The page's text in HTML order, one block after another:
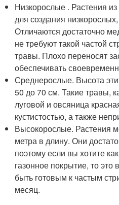
Низкорослые . Растения
для создания
Отличаются достаточно
не требуют такой частой
травы. Плохо переносят
обеспечивать
Среднерослые. Высота
50 до 70 см. Такие травы,
луговой и овсяница
кустистостью, а также
Высокорослые. Растения
метра в длину. Они
поэтому если вы хотите
газонное покрытие, то
быть готовым к частым
месяц.